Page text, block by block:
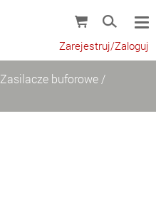
Zarejestruj/Zaloguj
Zasilacze buforowe /